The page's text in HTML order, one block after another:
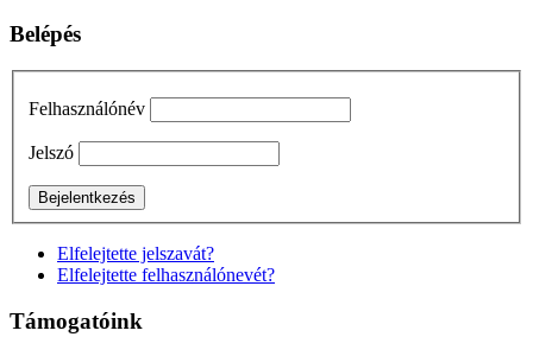
Belépés
Felhasználónév
Jelszó
Elfelejtette jelszavát?
Elfelejtette felhasználónevét?
Támogatóink